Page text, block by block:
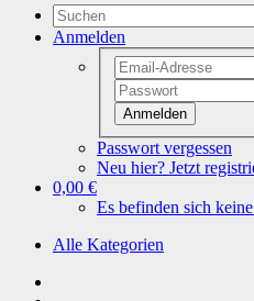
Anmelden
Anmelden
Passwort vergessen
Neu hier? Jetzt
0,00 €
Es befinden sich
Alle Kategorien